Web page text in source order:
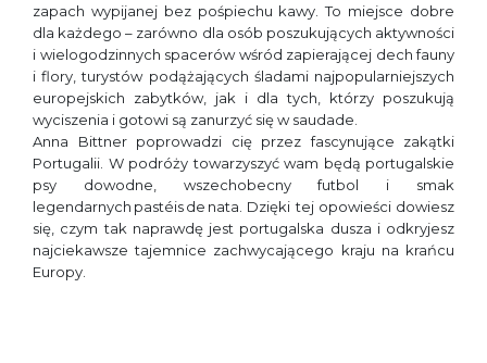
zapach wypijanej bez pośpiechu kawy. To miejsce dobre
dla każdego – zarówno dla osób poszukujących aktywności
i wielogodzinnych spacerów wśród zapierającej dech fauny
i flory, turystów podążających śladami najpopularniejszych
europejskich zabytków, jak i dla tych, którzy poszukują
wyciszenia i gotowi są zanurzyć się w saudade.
Anna Bittner poprowadzi cię przez fascynujące zakątki
Portugalii. W podróży towarzyszyć wam będą portugalskie
psy dowodne, wszechobecny futbol i smak
legendarnych pastéis de nata. Dzięki tej opowieści dowiesz
się, czym tak naprawdę jest portugalska dusza i odkryjesz
najciekawsze tajemnice zachwycającego kraju na krańcu
Europy.